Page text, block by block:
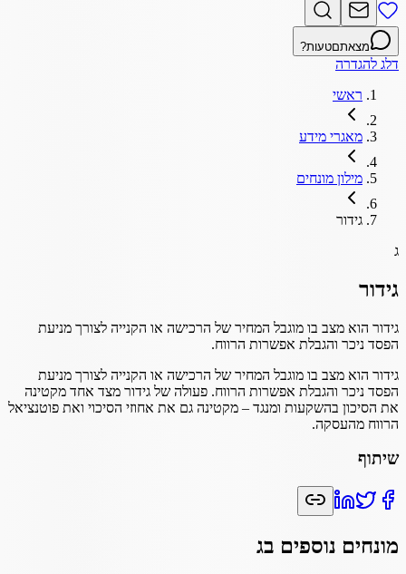
מצאתםטעות?
דלג להגדרה
ראשי
מאגרי מידע
מילון מונחים
גידור
ג
גידור
גידור הוא מצב בו מוגבל המחיר של הרכישה או הקנייה לצורך מניעת
הפסד ניכר והגבלת אפשרות הרווח.
גידור הוא מצב בו מוגבל המחיר של הרכישה או הקנייה לצורך מניעת
הפסד ניכר והגבלת אפשרות הרווח. פעולה של גידור מצד אחד מקטינה
את הסיכון בהשקעות ומנגד – מקטינה גם את אחוזי הסיכוי ואת פוטנציאל
הרווח מהעסקה.
שיתוף
מונחים נוספים בג